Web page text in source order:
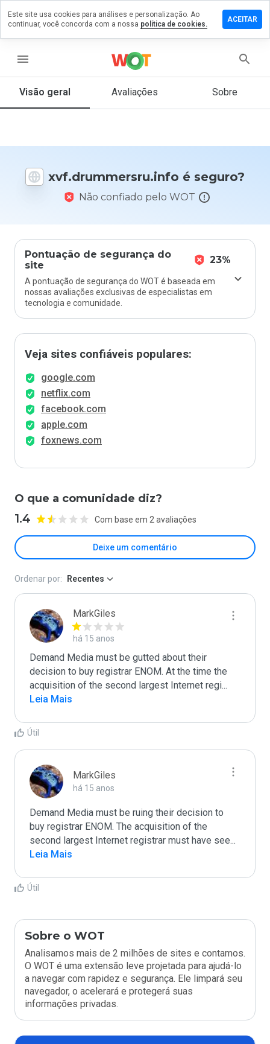
menu
Visão geral Avaliações Sobre
xvf.drummersru.info é seguro?
Não confiado pelo WOT
Pontuação de segurança do
site
23%
A pontuação de segurança do WOT é baseada em
nossas avaliações exclusivas de especialistas em
tecnologia e comunidade.
Veja sites confiáveis populares:
google.com
netflix.com
facebook.com
apple.com
foxnews.com
O que a comunidade diz?
1.4 Com base em 2 avaliações
Deixe um comentário
em
De 1
nota
daria
este
Ordenar por: Recentes
MarkGiles
há 15 anos
Demand Media must be gutted about their
decision to buy registrar ENOM. At the time the
acquisition of the second largest Internet regi...
Leia Mais
Útil
MarkGiles
há 15 anos
Demand Media must be ruing their decision to
buy registrar ENOM. The acquisition of the
second largest Internet registrar must have see...
Leia Mais
Útil
Sobre o WOT
Analisamos mais de 2 milhões de sites e contamos.
O WOT é uma extensão leve projetada para ajudá-lo
a navegar com rapidez e segurança. Ele limpará seu
navegador, o acelerará e protegerá suas
informações privadas.
Este site usa cookies para análises e personalização. Ao
continuar, você concorda com a nossa política de cookies.
ACEITAR